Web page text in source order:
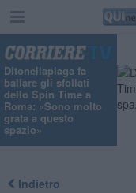
Ditonellapiaga fa
ballare gli sfollati
dello Spin Time a
Roma: «Sono molto
grata a questo
spazio»
Indietro